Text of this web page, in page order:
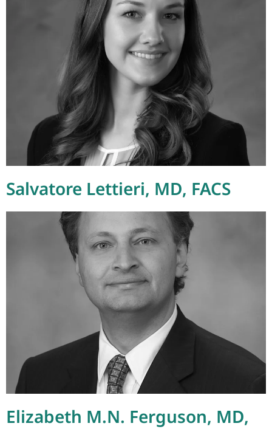
Salvatore Lettieri, MD, FACS
Elizabeth M.N. Ferguson, MD,